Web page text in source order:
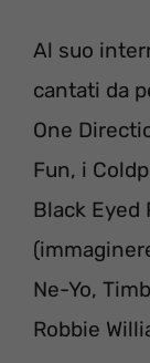
Al suo
cantati da
One
Fun, i
Black Eyed
Ne-Yo,
Robbie